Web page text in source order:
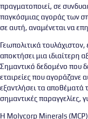
πραγματοποιεί, σε
παγκόσμιας αγοράς των
σε αυτή, αναμένεται να
Γεωπολιτικά τουλάχιστον,
αποκτήσει μια ιδιαίτερη
Σημαντικό δεδομένο που
εταιρείες που αγοράζανε
εξαντλήσει τα αποθέματά
σημαντικές
Η Molycorp Minerals (MCP)